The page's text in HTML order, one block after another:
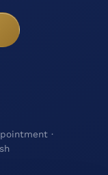
·